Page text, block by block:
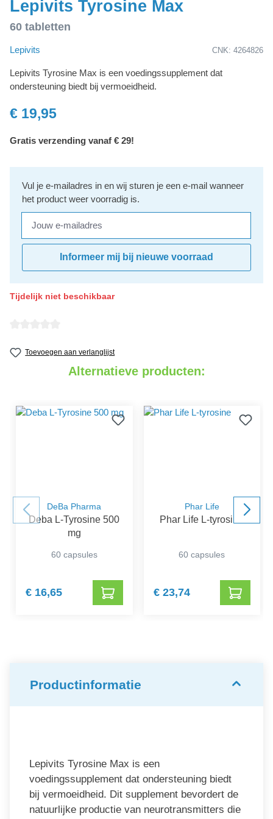
Lepivits Tyrosine Max
60 tabletten
Lepivits CNK: 4264826
Lepivits Tyrosine Max is een voedingssupplement dat
ondersteuning biedt bij vermoeidheid.
€ 19,95
Gratis verzending vanaf € 29!
Vul je e-mailadres in en wij sturen je een e-mail wanneer
het product weer voorradig is.
Informeer mij bij nieuwe voorraad
Tijdelijk niet beschikbaar
Toevoegen aan verlanglijst
Alternatieve producten:
DeBa Pharma
Deba L-Tyrosine 500
mg
60 capsules
€ 16,65
Phar Life
Phar Life L-tyrosine
60 capsules
€ 23,74
Productinformatie
Lepivits Tyrosine Max is een
voedingssupplement dat ondersteuning biedt
bij vermoeidheid. Dit supplement bevordert de
natuurlijke productie van neurotransmitters die